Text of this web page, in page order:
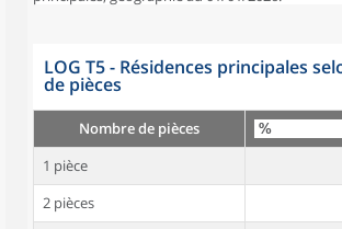
LOG T5 - Résidences principales
de pièces
Nombre de pièces
1 pièce
2 pièces